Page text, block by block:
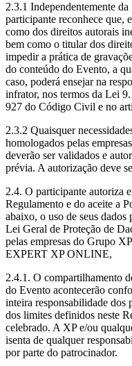
2.3.1 Independentemente
participante reconhece que,
como dos direitos autorais
bem como o titular dos
impedir a prática de
do conteúdo do Evento, a
caso, poderá ensejar na
infrator, nos termos da Lei
927 do Código Civil e no
2.3.2 Quaisquer
homologados pelas
deverão ser validados e
prévia. A autorização deve
2.4. O participante autoriza
Regulamento e do aceite a
abaixo, o uso de seus dados
Lei Geral de Proteção de
pelas empresas do Grupo
EXPERT XP ONLINE,
2.4.1. O compartilhamento
do Evento acontecerão
inteira responsabilidade dos
dos limites definidos neste
celebrado. A XP e/ou
isenta de qualquer
por parte do patrocinador.